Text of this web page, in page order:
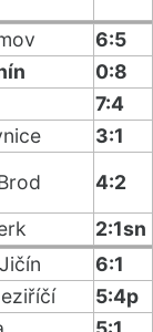
6:5
0:8
7:4
3:1
4:2
2:1sn
6:1
5:4p